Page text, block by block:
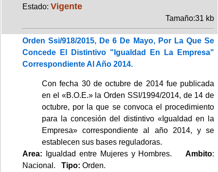
Estado: Vigente
Tamaño:31 kb
Orden Ssi/918/2015, De 6 De Mayo, Por La Que Se
Concede El Distintivo "Igualdad En La Empresa"
Correspondiente Al Año 2014.
Con fecha 30 de octubre de 2014 fue publicada
en el «B.O.E.» la Orden SSI/1994/2014, de 14 de
octubre, por la que se convoca el procedimiento
para la concesión del distintivo «Igualdad en la
Empresa» correspondiente al año 2014, y se
establecen sus bases reguladoras.
Area: Igualdad entre Mujeres y Hombres. Ambito:
Nacional. Tipo: Orden.